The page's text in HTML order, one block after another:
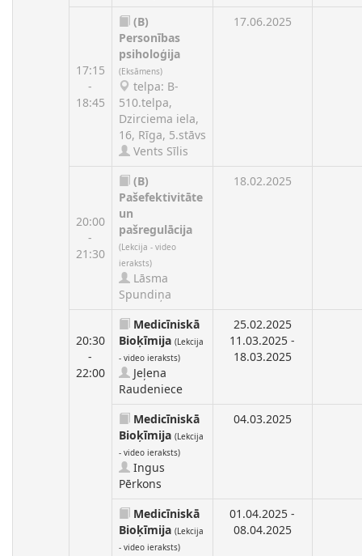
17:15
-
18:45
(B)
Personības
psiholoģija
(Eksāmens)
telpa: B-
510.telpa,
Dzirciema iela,
16, Rīga, 5.stāvs
Vents Sīlis
17.06.2025
20:00
-
21:30
(B)
Pašefektivitāte
un
pašregulācija
(Lekcija - video
ieraksts)
Lāsma
Spundiņa
18.02.2025
20:30
-
22:00
Medicīniskā
Bioķīmija (Lekcija
- video ieraksts)
Jeļena
Raudeniece
25.02.2025
11.03.2025 -
18.03.2025
Medicīniskā
Bioķīmija (Lekcija
- video ieraksts)
Ingus
Pērkons
04.03.2025
Medicīniskā
Bioķīmija (Lekcija
- video ieraksts)
01.04.2025 -
08.04.2025